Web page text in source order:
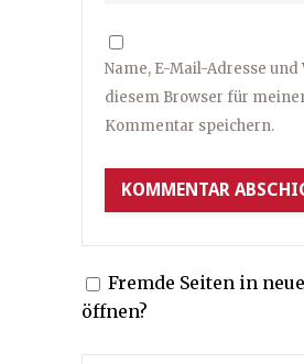
Name, E-Mail-Adresse und
diesem Browser für
Kommentar speichern.
Fremde Seiten in
öffnen?